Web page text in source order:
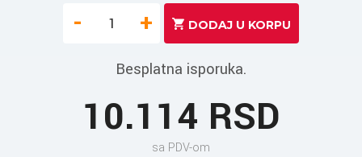
- +
Besplatna isporuka.
10.114 RSD
sa PDV-om